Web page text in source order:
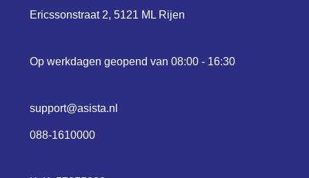
Ericssonstraat 2, 5121 ML Rijen
Op werkdagen geopend van 08:00 - 16:30
support@asista.nl
088-1610000